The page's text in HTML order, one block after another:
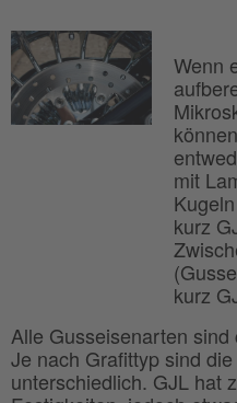
Wenn
mit
kurz
kurz
Alle Gusseisenarten
Je nach Grafittyp sind
unterschiedlich. GJL hat